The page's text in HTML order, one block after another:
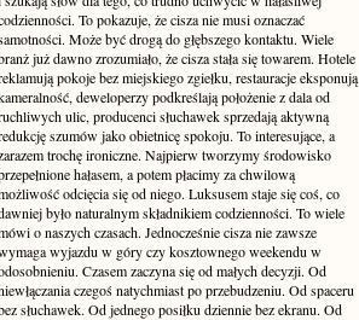
To pokazuje, że cisza nie musi oznaczać
Może być drogą do głębszego kontaktu. Wiele
już dawno zrozumiało, że cisza stała się towarem. Hotele
pokoje bez miejskiego zgiełku, restauracje eksponują
deweloperzy podkreślają położenie z dala od
ulic, producenci słuchawek sprzedają aktywną
szumów jako obietnicę spokoju. To interesujące, a
trochę ironiczne. Najpierw tworzymy środowisko
hałasem, a potem płacimy za chwilową
odcięcia się od niego. Luksusem staje się coś, co
było naturalnym składnikiem codzienności. To wiele
o naszych czasach. Jednocześnie cisza nie zawsze
wyjazdu w góry czy kosztownego weekendu w
Czasem zaczyna się od małych decyzji. Od
czegoś natychmiast po przebudzeniu. Od spaceru
słuchawek. Od jednego posiłku dziennie bez ekranu. Od